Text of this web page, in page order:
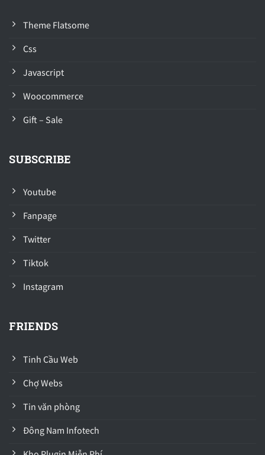
Theme Flatsome
Css
Javascript
Woocommerce
Gift – Sale
SUBSCRIBE
Youtube
Fanpage
Twitter
Tiktok
Instagram
FRIENDS
Tinh Cầu Web
Chợ Webs
Tin văn phòng
Đông Nam Infotech